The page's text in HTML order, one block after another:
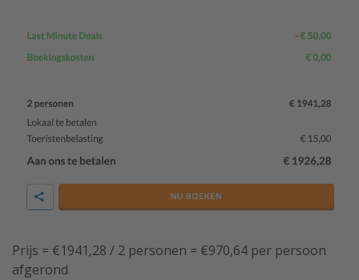
Prijs = €1941,28 / 2 personen = €970,64 per persoon
afgerond